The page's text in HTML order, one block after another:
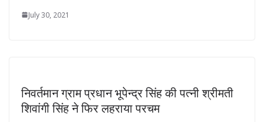
July 30, 2021
निवर्तमान ग्राम प्रधान भूपेन्द्र सिंह की पत्नी श्रीमती
शिवांगी सिंह ने फिर लहराया परचम